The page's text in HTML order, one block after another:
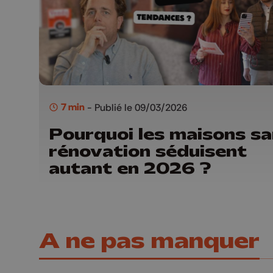
7 min - Publié le 09/03/2026
Pourquoi les maisons
rénovation séduisent
autant en 2026 ?
A ne pas manquer